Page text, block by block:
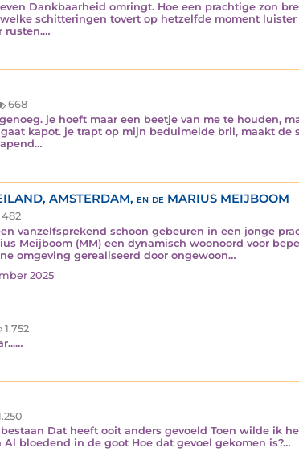
Dankbaarheid omringt. Hoe een prachtige zon
schitteringen tovert op hetzelfde moment
rusten.…
668
je hoeft maar een beetje van me te houden,
kapot. je trapt op mijn beduimelde bril, maakt
AMSTERDAM, en de MARIUS MEIJBOOM
vanzelfsprekend schoon gebeuren in een jonge
Meijboom (MM) een dynamisch woonoord voor
omgeving gerealiseerd door ongewoon…
2025
1.752
Dat heeft ooit anders gevoeld Toen wilde ik
bloedend in de goot Hoe dat gevoel gekomen is?…